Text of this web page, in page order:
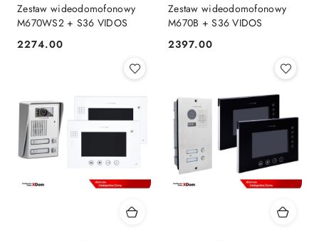
Zestaw wideodomofonowy
M670WS2 + S36 VIDOS
Cena:
2274.00
Zestaw wideodomofonowy
M670B + S36 VIDOS
Cena:
2397.00